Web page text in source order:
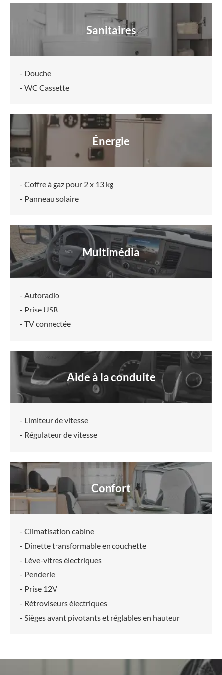
Sanitaires
- Douche
- WC Cassette
Énergie
- Coffre à gaz pour 2 x 13 kg
- Panneau solaire
Multimédia
- Autoradio
- Prise USB
- TV connectée
Aide à la conduite
- Limiteur de vitesse
- Régulateur de vitesse
Confort
- Climatisation cabine
- Dinette transformable en couchette
- Lève-vitres électriques
- Penderie
- Prise 12V
- Rétroviseurs électriques
- Sièges avant pivotants et réglables en hauteur